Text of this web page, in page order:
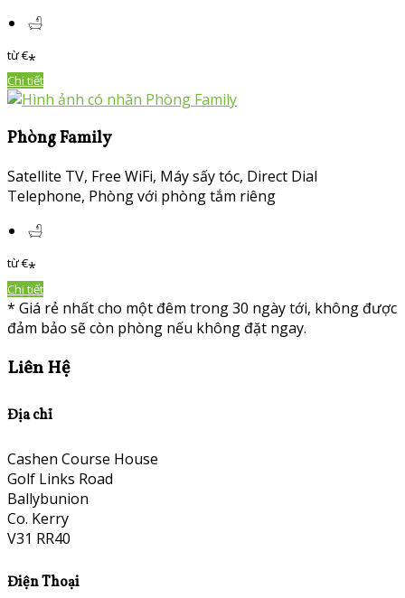
từ€*
Chi tiết
Phòng Family
Satellite TV, Free WiFi, Máy sấy tóc, Direct Dial
Telephone, Phòng với phòng tắm riêng
từ€*
Chi tiết
* Giá rẻ nhất cho một đêm trong 30 ngày tới, không được
đảm bảo sẽ còn phòng nếu không đặt ngay.
Liên Hệ
Địa chỉ
Cashen Course House
Golf Links Road
Ballybunion
Co. Kerry
V31 RR40
Điện Thoại